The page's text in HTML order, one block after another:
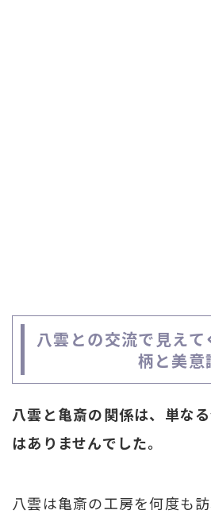
八雲との交流で見えて
柄と美意
八雲と亀斎の関係は、単な
はありませんでした。
八雲は亀斎の工房を何度も